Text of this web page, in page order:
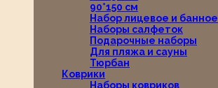
90*150 см
Набор лицевое и банное
Наборы салфеток
Подарочные наборы
Для пляжа и сауны
Тюрбан
Коврики
Наборы ковриков